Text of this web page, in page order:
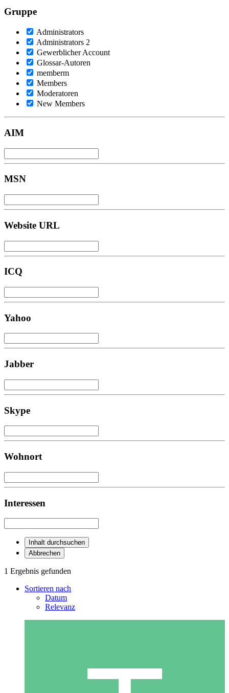
Gruppe
Administrators
Administrators 2
Gewerblicher Account
Glossar-Autoren
memberm
Members
Moderatoren
New Members
AIM
MSN
Website URL
ICQ
Yahoo
Jabber
Skype
Wohnort
Interessen
Inhalt durchsuchen
Abbrechen
1 Ergebnis gefunden
Sortieren nach
Datum
Relevanz